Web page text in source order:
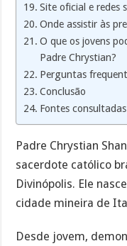
Site oficial e redes
Onde assistir às
O que os jovens
Padre Chrystian?
Perguntas
Conclusão
Fontes consultadas
Padre Chrystian
sacerdote católico
Divinópolis. Ele
cidade mineira de
Desde jovem,